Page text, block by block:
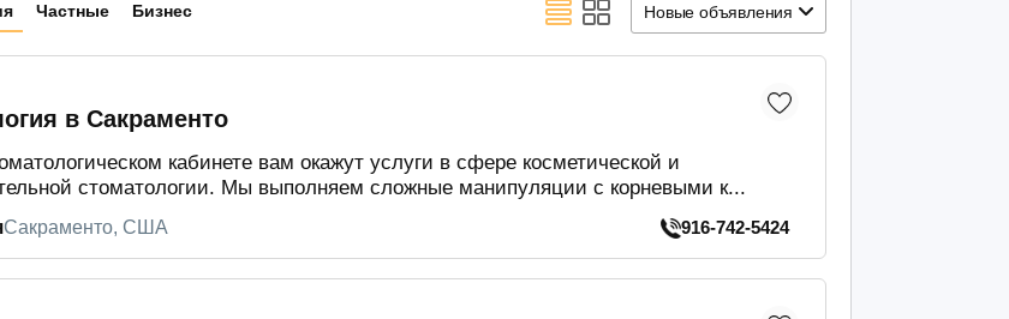
Частные Бизнес Новые объявления
в Сакраменто
кабинете вам окажут услуги в сфере косметической и
стоматологии. Мы выполняем сложные манипуляции с корневыми к...
Сакраменто, США 916-742-5424